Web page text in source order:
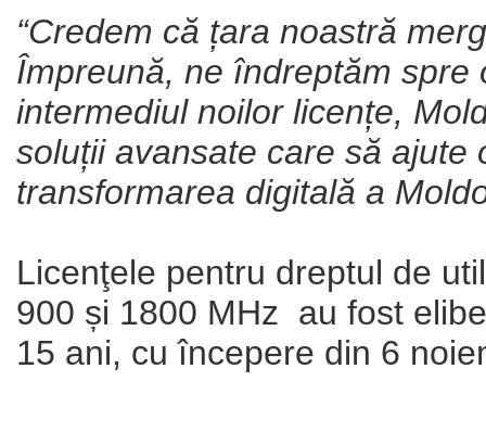
“Credem că țara noastră
Împreună, ne îndreptăm
intermediul noilor licențe,
soluții avansate care să ajute
transformarea digitală a
Licenţele pentru dreptul de
900 și 1800 MHz au fost
15 ani, cu începere din 6